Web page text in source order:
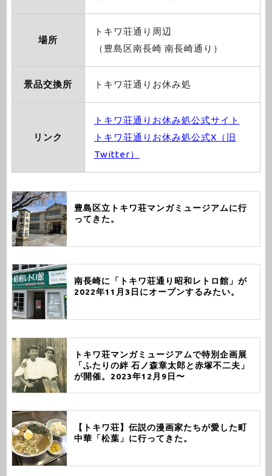
場所
トキワ荘通り周辺
（豊島区南長崎 南長崎通り）
景品交換所 トキワ荘通りお休み処
リンク
トキワ荘通りお休み処公式サイト
トキワ荘通りお休み処公式X（旧
Twitter）
豊島区立トキワ荘マンガミュージアムに行
ってきた。
南長崎に「トキワ荘通り昭和レトロ館」が
2022年11月3日にオープンするみたい。
トキワ荘マンガミュージアムで特別企画展
「ふたりの絆 石ノ森章太郎と赤塚不二夫」
が開催。2023年12月9日〜
【トキワ荘】伝説の漫画家たちが愛した町
中華「松葉」に行ってきた。